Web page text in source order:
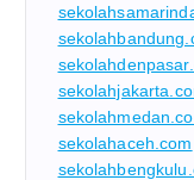
sekolahaceh.com